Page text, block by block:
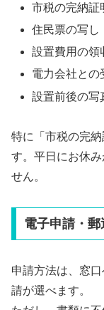
市税の完納証
住民票の写し
設置費用の領
電力会社との
設置前後の写
特に「市税の完
す。平日にお休
せん。
電子申請・
申請方法は、窓
請が選べます。